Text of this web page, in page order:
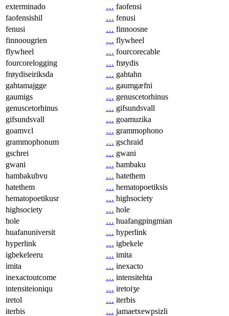
exterminado
… faofensi
faofensishil
… fenusi
fenusi
… finnoosne
finnoougrien
… flywheel
flywheel
… fourcorecable
fourcorelogging
… frøydis
frøydiseiriksda
… gahtahn
gahtamajgge
… gaumgæfni
gaumigs
… genuscetorhinus
genuscetorhinus
… gifsundsvall
gifsundsvall
… goamuzika
goamvɛl
… grammophono
grammophonum
… gschraid
gschrei
… gwani
gwani
… hambaku
hambakubvu
… hatethem
hatethem
… hematopoetiksis
hematopoetikusr
… highsociety
highsociety
… hole
hole
… huafangpingmian
huafanuniversit
… hyperlink
hyperlink
… igbekele
igbekeleeru
… imita
imita
… inexacto
inexactoutcome
… intensitehta
intensiteioniqu
… iretoiʒe
iretol
… iterbis
iterbis
… jamaetxewpsizli